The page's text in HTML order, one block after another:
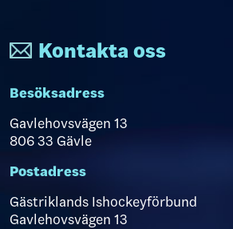
Kontakta oss
Besöksadress
Gavlehovsvägen 13
806 33 Gävle
Postadress
Gästriklands Ishockeyförbund
Gavlehovsvägen 13